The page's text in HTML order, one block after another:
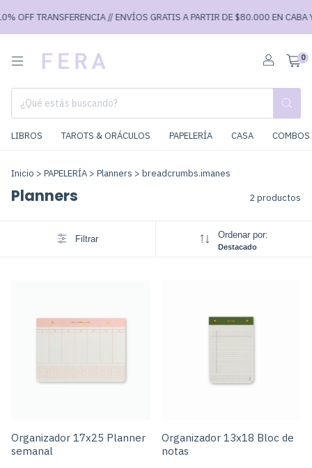
OFF TRANSFERENCIA // ENVÍOS GRATIS A PARTIR DE $80.000 EN CABA
0
LIBROS TAROTS & ORÁCULOS PAPELERÍA CASA
Inicio > PAPELERÍA > Planners > breadcrumbs.imanes
Planners 2 productos
Filtrar Ordenar por:
Destacado
Organizador 17x25 Planner
semanal
Organizador 13x18 Bloc de
notas